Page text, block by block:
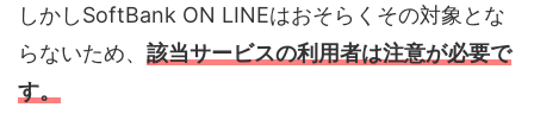
しかしSoftBank ON LINEはおそらくその対象とな
らないため、 該当サービスの利用者は注意が必要で
す。